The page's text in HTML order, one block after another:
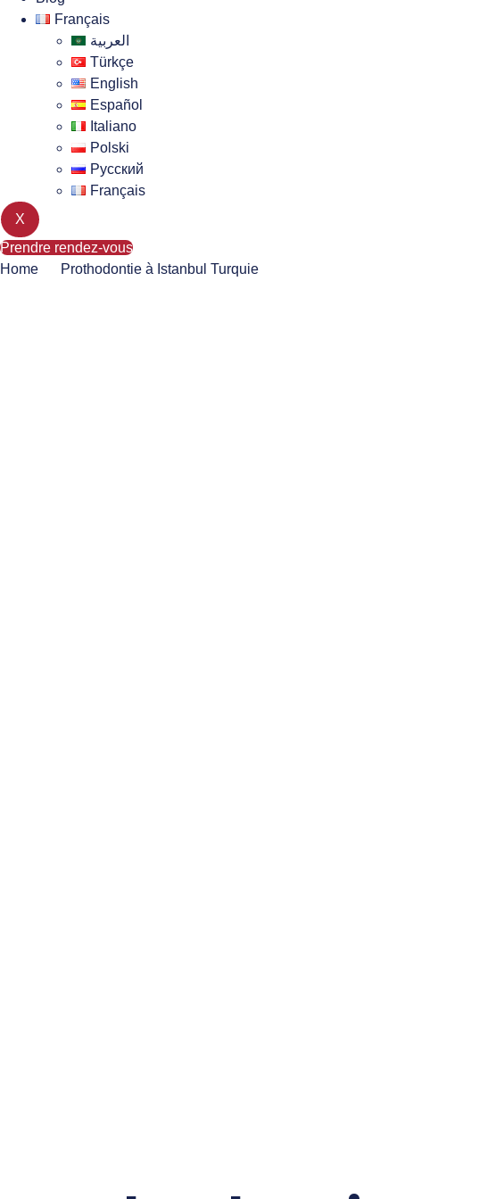
Français
العربية
Türkçe
English
Español
Italiano
Polski
Русский
Français
X
Prendre rendez-vous
Home
Prothodontie à Istanbul Turquie